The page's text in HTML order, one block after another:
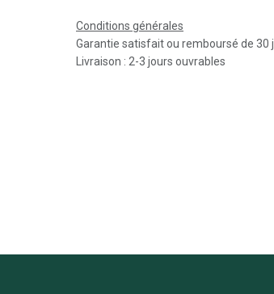
Conditions générales
Garantie satisfait ou remboursé de 30
Livraison : 2-3 jours ouvrables